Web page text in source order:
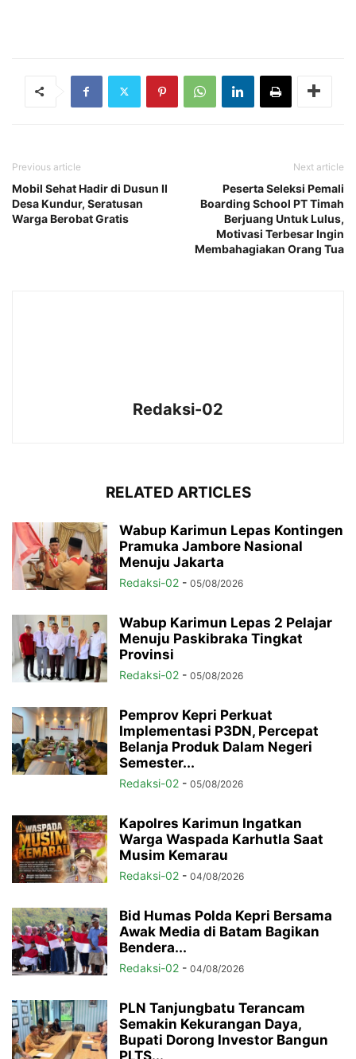
Previous article
Mobil Sehat Hadir di Dusun II
Desa Kundur, Seratusan
Warga Berobat Gratis
Next article
Peserta Seleksi Pemali
Boarding School PT Timah
Berjuang Untuk Lulus,
Motivasi Terbesar Ingin
Membahagiakan Orang Tua
Redaksi-02
RELATED ARTICLES
Wabup Karimun Lepas Kontingen
Pramuka Jambore Nasional
Menuju Jakarta
Redaksi-02 - 05/08/2026
Wabup Karimun Lepas 2 Pelajar
Menuju Paskibraka Tingkat
Provinsi
Redaksi-02 - 05/08/2026
Pemprov Kepri Perkuat
Implementasi P3DN, Percepat
Belanja Produk Dalam Negeri
Semester...
Redaksi-02 - 05/08/2026
Kapolres Karimun Ingatkan
Warga Waspada Karhutla Saat
Musim Kemarau
Redaksi-02 - 04/08/2026
Bid Humas Polda Kepri Bersama
Awak Media di Batam Bagikan
Bendera...
Redaksi-02 - 04/08/2026
PLN Tanjungbatu Terancam
Semakin Kekurangan Daya,
Bupati Dorong Investor Bangun
PLTS...